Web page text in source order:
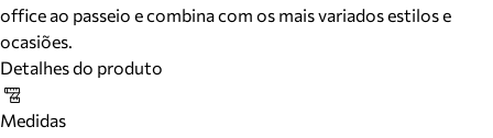
office ao passeio e combina com os mais variados estilos e
ocasiões.
Detalhes do produto
Medidas